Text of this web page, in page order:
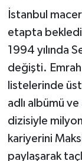
İstanbul
etapta
1994 yılında
değişti.
listelerinde
adlı albümü
dizisiyle
kariyerini
paylaşarak